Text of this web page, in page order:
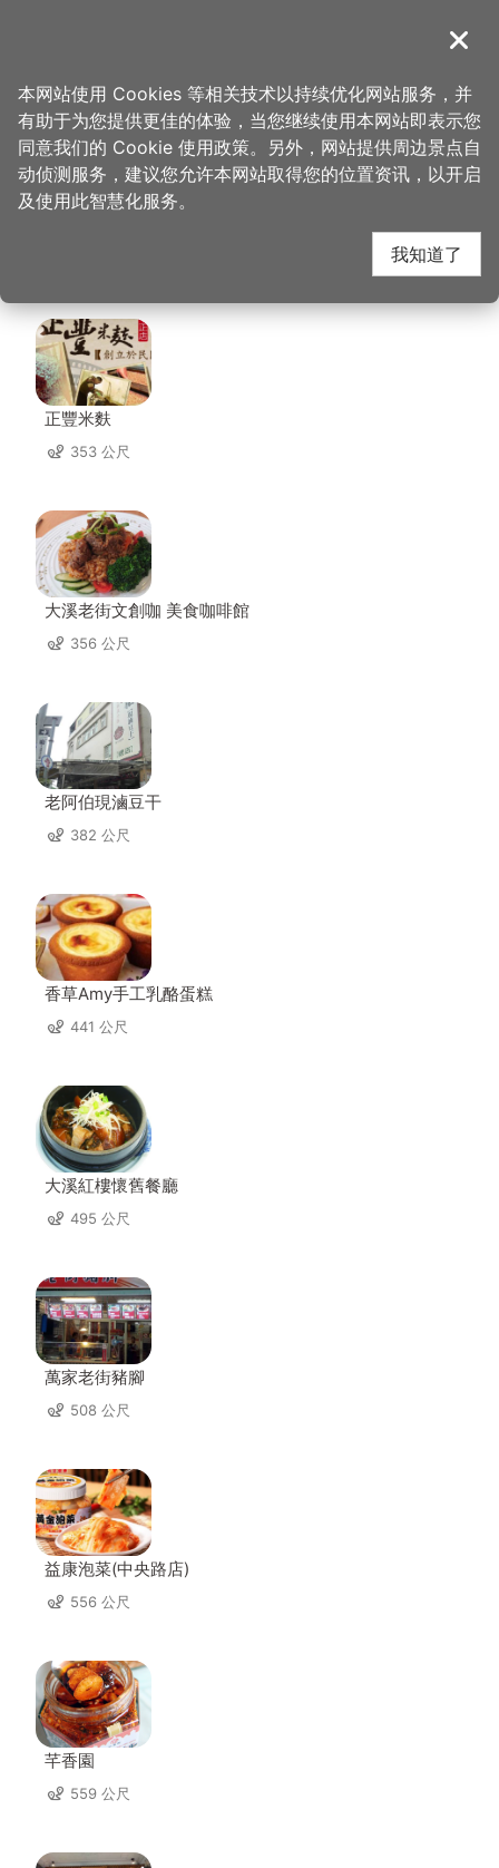
導覽
首页 > 想去的地方 > 美食、购物 > JoinHouse 大溪x好室 好室咖啡
JoinHouse 大溪x好室
好室咖啡 周边店家
正豐米麩
353 公尺
大溪老街文創咖 美食咖啡館
356 公尺
老阿伯現滷豆干
382 公尺
香草Amy手工乳酪蛋糕
441 公尺
大溪紅樓懷舊餐廳
495 公尺
萬家老街豬腳
508 公尺
益康泡菜(中央路店)
556 公尺
芊香園
559 公尺
关闭
本网站使用 Cookies 等相关技术以持续优化网站服务，并
有助于为您提供更佳的体验，当您继续使用本网站即表示您
同意我们的 Cookie 使用政策。另外，网站提供周边景点自
动侦测服务，建议您允许本网站取得您的位置资讯，以开启
及使用此智慧化服务。
我知道了